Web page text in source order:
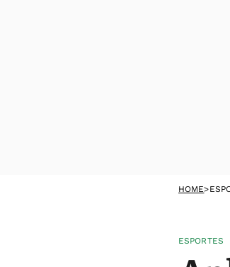
HOME>
ESPORTES